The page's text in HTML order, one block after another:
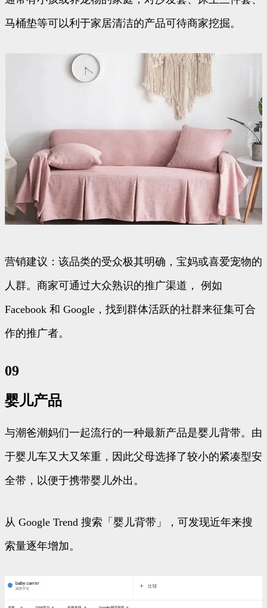
马桶垫等可以利于家居清洁的产品可待商家挖掘。
营销建议：该品类的受众极其明确，宝妈或喜爱宠物的
人群。商家可通过大众熟识的推广渠道， 例如
Facebook 和 Google，找到群体活跃的社群来征集可合
作的推广者。
09
婴儿产品
与潮爸潮妈们一起流行的一种最新产品是婴儿背带。由
于婴儿车又大又笨重，因此父母选择了较小的紧凑型安
全带，以便于携带婴儿外出。
从 Google Trend 搜索「婴儿背带」，可发现近年来搜
索量逐年增加。